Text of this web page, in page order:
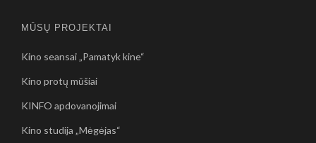
MŪSŲ PROJEKTAI
Kino seansai „Pamatyk kine“
Kino protų mūšiai
KINFO apdovanojimai
Kino studija „Mėgėjas“